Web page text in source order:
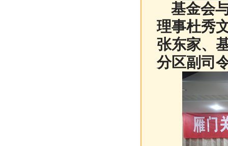
基金会
理事杜秀
张东家、
分区副司